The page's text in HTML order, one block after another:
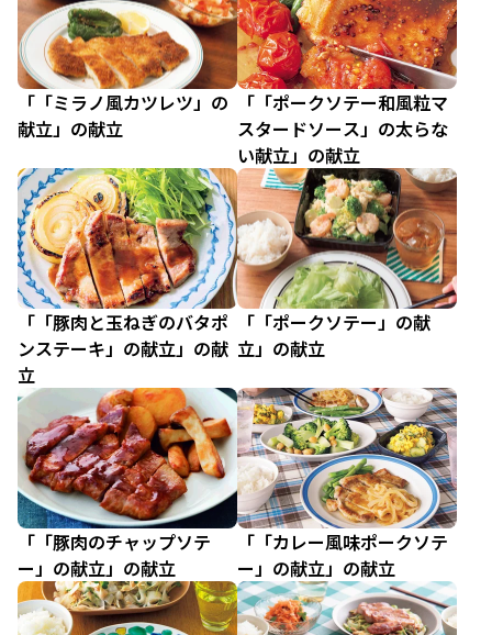
「「ミラノ風カツレツ」の
献立」の献立
「「ポークソテー和風粒マ
スタードソース」の太らな
い献立」の献立
「「豚肉と玉ねぎのバタポ
ンステーキ」の献立」の献
立
「「ポークソテー」の献
立」の献立
「「豚肉のチャップソテ
ー」の献立」の献立
「「カレー風味ポークソテ
ー」の献立」の献立